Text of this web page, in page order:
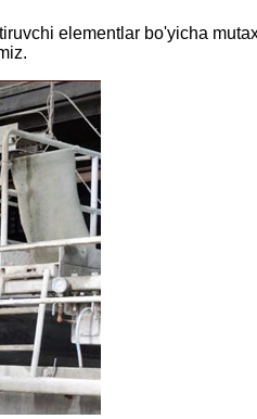
elementlar bo'yicha